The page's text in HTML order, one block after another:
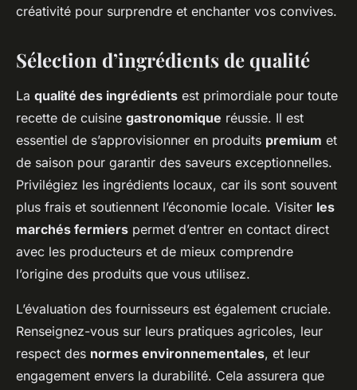
créativité pour surprendre et enchanter vos convives.
Sélection d’ingrédients de qualité
La qualité des ingrédients est primordiale pour toute
recette de cuisine gastronomique réussie. Il est
essentiel de s’approvisionner en produits premium et
de saison pour garantir des saveurs exceptionnelles.
Privilégiez les ingrédients locaux, car ils sont souvent
plus frais et soutiennent l’économie locale. Visiter les
marchés fermiers permet d’entrer en contact direct
avec les producteurs et de mieux comprendre
l’origine des produits que vous utilisez.
L’évaluation des fournisseurs est également cruciale.
Renseignez-vous sur leurs pratiques agricoles, leur
respect des normes environnementales, et leur
engagement envers la durabilité. Cela assurera que